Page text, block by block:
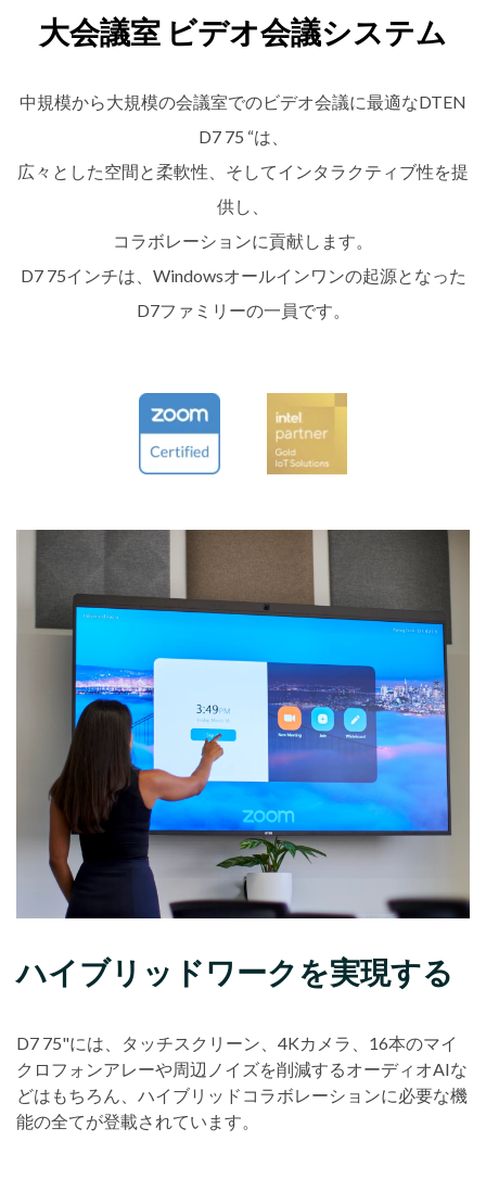
大会議室 ビデオ会議システム
中規模から大規模の会議室でのビデオ会議に最適なDTEN
D7 75 “は、
広々とした空間と柔軟性、そしてインタラクティブ性を提
供し、
コラボレーションに貢献します。
D7 75インチは、Windowsオールインワンの起源となった
D7ファミリーの一員です。
ハイブリッドワークを実現する
D7 75"には、タッチスクリーン、4Kカメラ、16本のマイ
クロフォンアレーや周辺ノイズを削減するオーディオAIな
どはもちろん、ハイブリッドコラボレーションに必要な機
能の全てが登載されています。